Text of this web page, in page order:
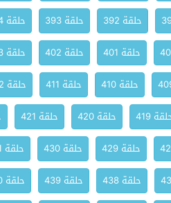
حلقة 392 حلقة 393
حلقة 394
حلقة 401 حلقة 402
حلقة 403
حلقة 410 حلقة 411
حلقة 412
419 حلقة 420 حلقة 421
حلقة 429 حلقة 430
حلقة 431
حلقة 438 حلقة 439
حلقة 440